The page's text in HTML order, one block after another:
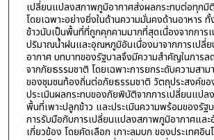
เปลี่ยนแปลงสภาพภูมิอากาศส่งผลกระทบต่อทุกมิ
โดยเฉพาะอย่างยิ่งในด้านความมั่นคงด้านอาหาร
ข้าวนับเป็นพื้นที่ที่ถูกคุกคามมากที่สุดเนื่องจากการ
ปริมาณน้ำฝนและอุณหภูมิอันเนื่องมาจากการเปลี่
อากาศ บทบาทของรัฐบาลจึงมีความสำคัญในการ
จากภัยธรรมชาติ โดยเฉพาะการยกระดับความสาม
ของชุมชนท้องถิ่นต่อภัยธรรมชาติ วัตถุประสงค์ขอ
ประเมินผลกระทบของภัยพิบัติจากการเปลี่ยนแปล
พื้นที่เพาะปลูกข้าว และประเมินความพร้อมของรัฐ
การรับมือกับการเปลี่ยนแปลงสภาพภูมิอากาศแล
เกี่ยวข้อง โดยคัดเลือก เกาะลมบก ของประเทศอิ